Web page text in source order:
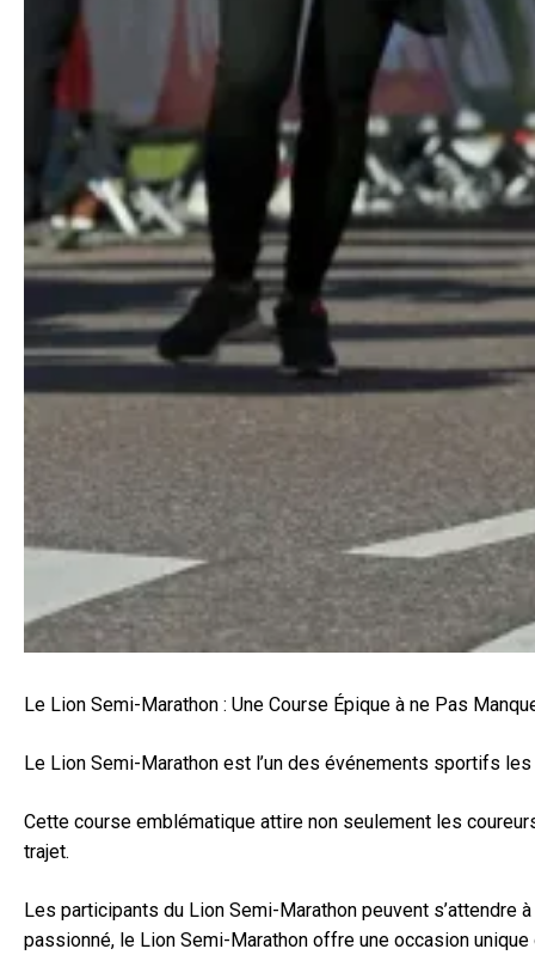
Le Lion Semi-Marathon : Une Course Épique à ne Pas
Le Lion Semi-Marathon est l’un des événements sportifs
Cette course emblématique attire non seulement les
trajet.
Les participants du Lion Semi-Marathon peuvent s’attendre
passionné, le Lion Semi-Marathon offre une occasion